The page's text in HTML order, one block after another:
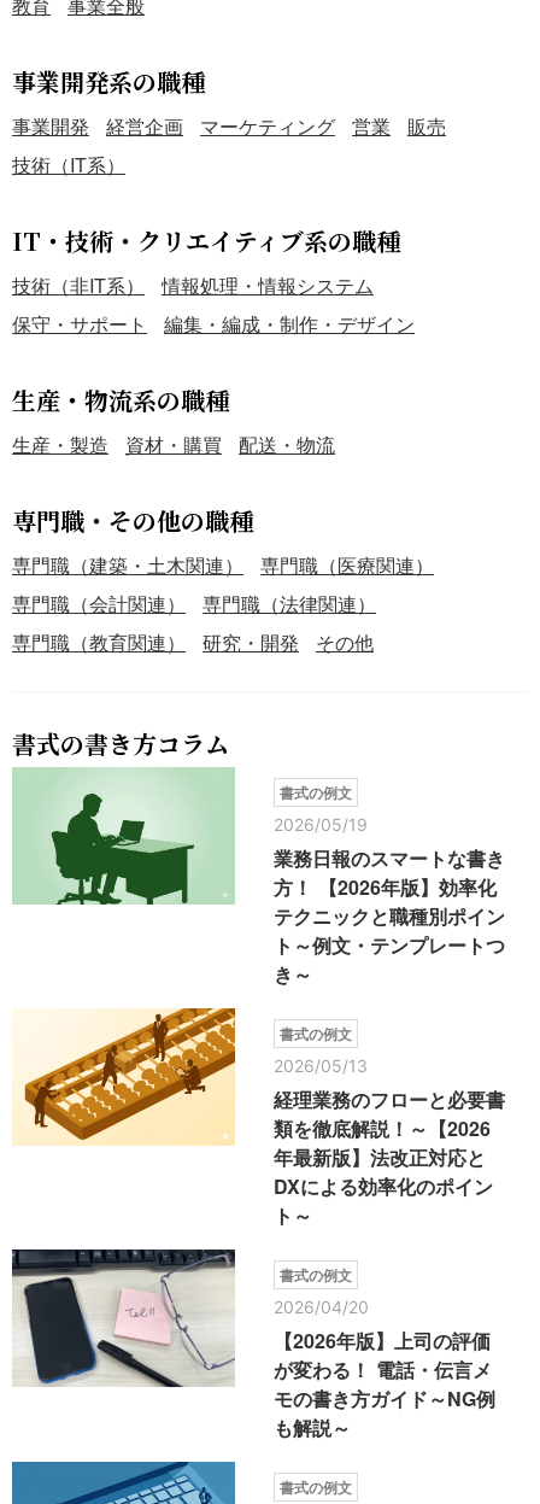
事業開発系の職種
事業開発 経営企画 マーケティング 営業
販売
技術（IT系）
IT・技術・クリエイティブ系の職種
技術（非IT系）
情報処理・情報システム
保守・サポート
編集・編成・制作・デザイン
生産・物流系の職種
生産・製造 資材・購買 配送・物流
専門職・その他の職種
専門職（建築・土木関連）
専門職（医療関連）
専門職（会計関連）
専門職（法律関連）
専門職（教育関連）
研究・開発 その他
書式の書き方コラム
書式の例文
2026/05/19
業務日報のスマートな書き
方！ 【2026年版】効率化
テクニックと職種別ポイン
ト～例文・テンプレートつ
き～
書式の例文
2026/05/13
経理業務のフローと必要書
類を徹底解説！～【2026
年最新版】法改正対応と
DXによる効率化のポイン
ト～
書式の例文
2026/04/20
【2026年版】上司の評価
が変わる！ 電話・伝言メ
モの書き方ガイド～NG例
も解説～
書式の例文